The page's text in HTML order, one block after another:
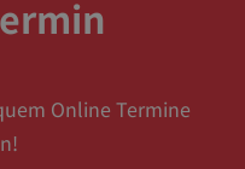
Online Termine